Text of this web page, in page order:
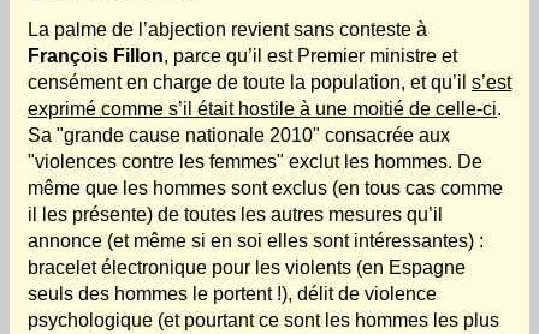
La palme de l’abjection revient sans conteste à
François Fillon, parce qu’il est Premier ministre et
censément en charge de toute la population, et qu’il s’est
exprimé comme s’il était hostile à une moitié de celle-ci.
Sa "grande cause nationale 2010" consacrée aux
"violences contre les femmes" exclut les hommes. De
même que les hommes sont exclus (en tous cas comme
il les présente) de toutes les autres mesures qu’il
annonce (et même si en soi elles sont intéressantes) :
bracelet électronique pour les violents (en Espagne
seuls des hommes le portent !), délit de violence
psychologique (et pourtant ce sont les hommes les plus